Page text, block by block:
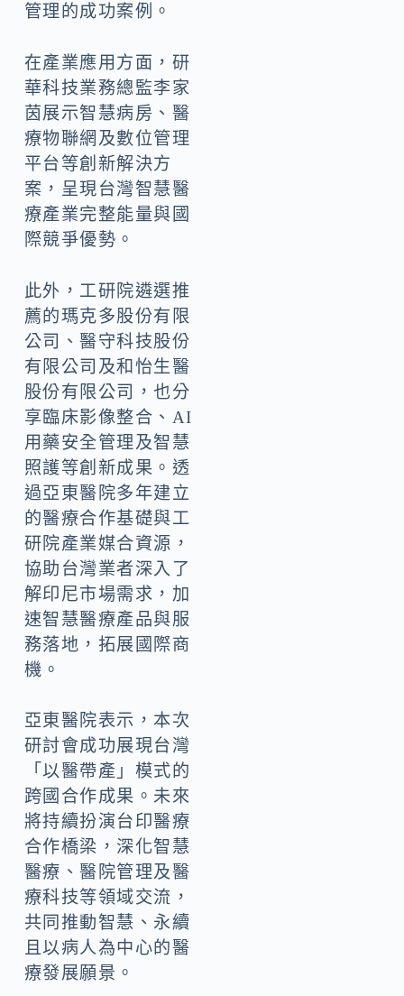
管理的成功案例。
在產業應用方面，研
華科技業務總監李家
茵展示智慧病房、醫
療物聯網及數位管理
平台等創新解決方
案，呈現台灣智慧醫
療產業完整能量與國
際競爭優勢。
此外，工研院遴選推
薦的瑪克多股份有限
公司、醫守科技股份
有限公司及和怡生醫
股份有限公司，也分
享臨床影像整合、AI
用藥安全管理及智慧
照護等創新成果。透
過亞東醫院多年建立
的醫療合作基礎與工
研院產業媒合資源，
協助台灣業者深入了
解印尼市場需求，加
速智慧醫療產品與服
務落地，拓展國際商
機。
亞東醫院表示，本次
研討會成功展現台灣
「以醫帶產」模式的
跨國合作成果。未來
將持續扮演台印醫療
合作橋梁，深化智慧
醫療、醫院管理及醫
療科技等領域交流，
共同推動智慧、永續
且以病人為中心的醫
療發展願景。